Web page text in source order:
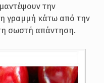
την
γραμμή κάτω από την
σωστή απάντηση.